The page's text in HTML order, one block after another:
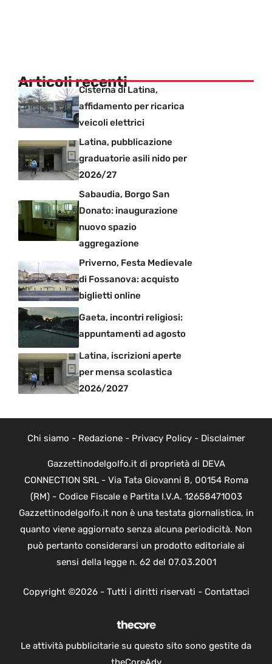
Articoli recenti
Cisterna di Latina,
affidamento per ricarica
veicoli elettrici
Latina, pubblicazione
graduatorie asili nido per
2026/27
Sabaudia, Borgo San
Donato: inaugurazione
nuovo spazio
aggregazione
Priverno, Festa Medievale
di Fossanova: acquisto
biglietti online
Gaeta, incontri religiosi:
appuntamenti ad agosto
Latina, iscrizioni aperte
per mensa scolastica
2026/2027
Chi siamo - Redazione- Privacy Policy- Disclaimer
Gazzettinodelgolfo.it di proprietà di DEVA
CONNECTION SRL - Via Tata Giovanni 8, 00154 Roma
(RM) - Codice Fiscale e Partita I.V.A. 12658471003
Gazzettinodelgolfo.it non è una testata giornalistica, in
quanto viene aggiornato senza alcuna periodicità. Non
può pertanto considerarsi un prodotto editoriale ai
sensi della legge n. 62 del 07.03.2001
Copyright ©2026 - Tutti i diritti riservati - Contattaci
Le attività pubblicitarie su questo sito sono gestite da